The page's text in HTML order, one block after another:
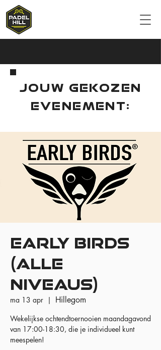
JOUW GEKOZEN
EVENEMENT:
EARLY BIRDS
(ALLE
NIVEAUS)
ma 13 apr
  |
Hillegom
Wekelijkse ochtendtoernooien maandagavond
van 17:00-18:30, die je individueel kunt
meespelen!